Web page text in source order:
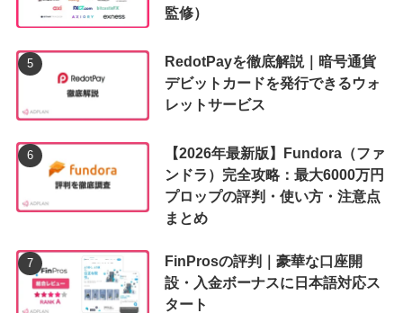
監修）
RedotPayを徹底解説｜暗号通貨
デビットカードを発行できるウォ
レットサービス
【2026年最新版】Fundora（ファ
ンドラ）完全攻略：最大6000万円
プロップの評判・使い方・注意点
まとめ
FinProsの評判｜豪華な口座開
設・入金ボーナスに日本語対応ス
タート